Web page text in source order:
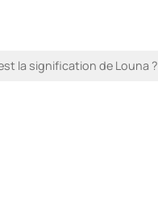
la signification de Louna ?